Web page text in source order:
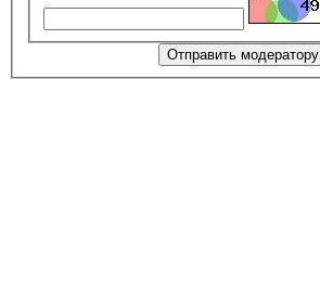
Отправить модератору